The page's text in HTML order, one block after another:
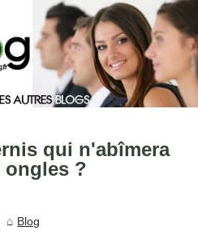
qui n'abîmera
ongles ?
Blog